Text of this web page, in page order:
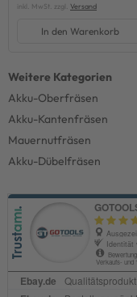
inkl. MwSt. zzgl. Versand
In den Warenkorb
Akku-Oberfräsen
Akku-Kantenfräsen
Mauernutfräsen
Akku-Dübelfräsen